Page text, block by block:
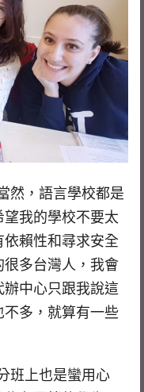
然，語言學校都是
我的學校不要太
賴性和尋求安全
多台灣人，我會
中心只跟我說這
不多，就算有一些
班上也是蠻用心